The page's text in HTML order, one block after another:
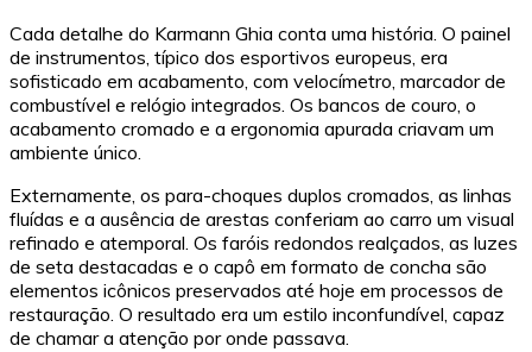
Cada detalhe do Karmann Ghia conta uma história. O painel
de instrumentos, típico dos esportivos europeus, era
sofisticado em acabamento, com velocímetro, marcador de
combustível e relógio integrados. Os bancos de couro, o
acabamento cromado e a ergonomia apurada criavam um
ambiente único.
Externamente, os para-choques duplos cromados, as linhas
fluídas e a ausência de arestas conferiam ao carro um visual
refinado e atemporal. Os faróis redondos realçados, as luzes
de seta destacadas e o capô em formato de concha são
elementos icônicos preservados até hoje em processos de
restauração. O resultado era um estilo inconfundível, capaz
de chamar a atenção por onde passava.